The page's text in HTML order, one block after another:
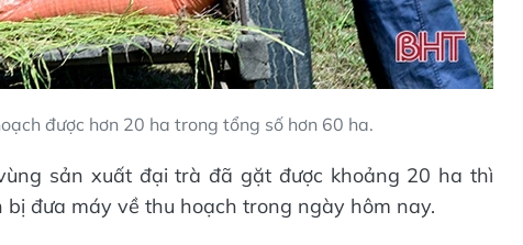
được hơn 20 ha trong tổng số hơn 60 ha.
sản xuất đại trà đã gặt được khoảng 20 ha thì
đưa máy về thu hoạch trong ngày hôm nay.